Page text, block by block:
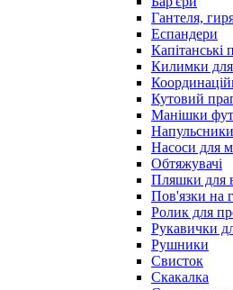
Гантеля,
Еспандери
Капітанські
Килимки для
Кутовий
Манішки
Напульсники
Насоси для
Обтяжувачі
Пляшки для
Пов'язки на
Ролик для
Рукавички
Рушники
Свисток
Скакалка